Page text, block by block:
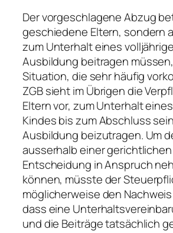
Der vorgeschlagene Abzug
geschiedene Eltern, sondern
zum Unterhalt eines
Ausbildung beitragen
Situation, die sehr häufig
ZGB sieht im Übrigen die
Eltern vor, zum Unterhalt
Kindes bis zum Abschluss
Ausbildung beizutragen. Um
ausserhalb einer gerichtlichen
Entscheidung in Anspruch
können, müsste der
möglicherweise den
dass eine
und die Beiträge tatsächlich